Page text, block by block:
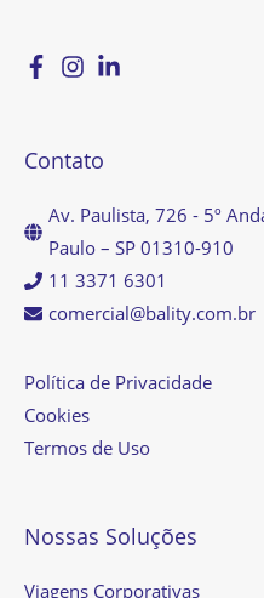
Contato
Av. Paulista, 726 - 5º
Paulo – SP 01310-910
11 3371 6301
comercial@bality.com.br
Política de Privacidade
Cookies
Termos de Uso
Nossas Soluções
Viagens Corporativas